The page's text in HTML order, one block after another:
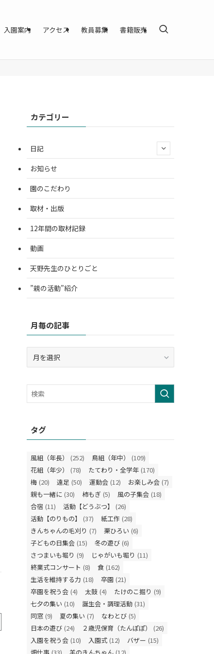
入園案内 アクセス 教員募集 書籍販売
カテゴリー
日記
お知らせ
園のこだわり
取材・出版
12年間の取材記録
動画
天野先生のひとりごと
”親の活動”紹介
月毎の記事
記
事
タグ
風組（年長） (252) 鳥組（年中）
(109)
花組（年少）
(78) たてわり・全学年 (170)
梅 (20) 遠足 (50) 運動会 (12) お楽しみ会 (7)
親も一緒に (30) 柿もぎ (5) 風の子集会 (18)
合宿 (11) 活動【どうぶつ】
(26)
活動【のりもの】
(37) 紙工作 (28)
きんちゃんの毛刈り (7) 栗ひろい (6)
子どもの日集会 (15) 冬の遊び (6)
さつまいも堀り (9) じゃがいも堀り (11)
終業式コンサート (8) 食 (162)
生活を維持する力 (18) 卒園 (21)
卒園を祝う会 (4) 太鼓 (4) たけのこ掘り (9)
七夕の集い (10) 誕生会・調理活動 (31)
同窓 (9) 夏の集い (7) なわとび (5)
日本の遊び (24) ２歳児保育（たんぽぽ）
(26)
入園を祝う会 (10) 入園式 (12) バザー (15)